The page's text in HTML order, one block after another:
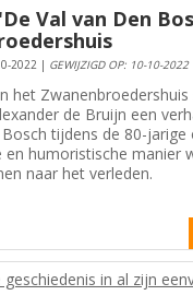
Val van Den
2022 | GEWIJZIGD OP: 10-10-2022
het Zwanenbroedershuis
de Bruijn een
tijdens de 80-jarige
en humoristische manier
naar het verleden.